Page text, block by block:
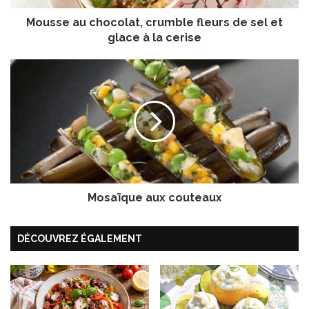
o
e
l
e
u
r
Mousse au chocolat, crumble fleurs de sel et
glace à la cerise
M
a
c
u
t
e
a
Mosaïque aux couteaux
DÉCOUVREZ ÉGALEMENT